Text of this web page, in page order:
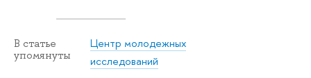
В статье
упомянуты
Центр молодежных
исследований